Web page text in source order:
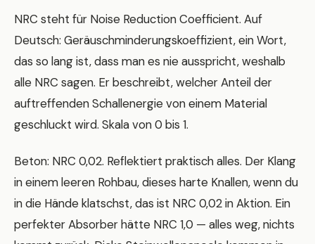
NRC steht für Noise Reduction Coefficient. Auf
Deutsch: Geräuschminderungskoeffizient, ein Wort,
das so lang ist, dass man es nie ausspricht, weshalb
alle NRC sagen. Er beschreibt, welcher Anteil der
auftreffenden Schallenergie von einem Material
geschluckt wird. Skala von 0 bis 1.
Beton: NRC 0,02. Reflektiert praktisch alles. Der Klang
in einem leeren Rohbau, dieses harte Knallen, wenn du
in die Hände klatschst, das ist NRC 0,02 in Aktion. Ein
perfekter Absorber hätte NRC 1,0 — alles weg, nichts